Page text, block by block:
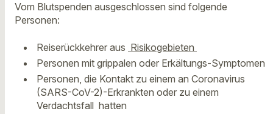
Vom Blutspenden ausgeschlossen sind folgende
Personen:
Reiserückkehrer aus Risikogebieten
Personen mit grippalen oder Erkältungs-Symptomen
Personen, die Kontakt zu einem an Coronavirus
(SARS-CoV-2)-Erkrankten oder zu einem
Verdachtsfall hatten